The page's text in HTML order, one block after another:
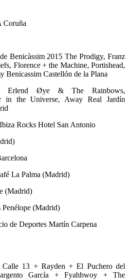
Coruña
Benicàssim 2015 The Prodigy, Franz
Florence + the Machine, Portishead,
Benicassim Castellón de la Plana
Erlend Øye & The Rainbows,
in the Universe, Away Real Jardín
Rocks Hotel San Antonio
La Palma (Madrid)
(Madrid)
Penélope (Madrid)
de Deportes Martín Carpena
13 + Rayden + El Puchero del
García + Fyahbwoy + The